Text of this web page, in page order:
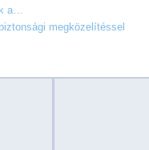
a…
megközelítéssel